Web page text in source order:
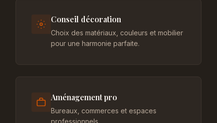
Conseil décoration
Choix des matériaux, couleurs et mobilier
pour une harmonie parfaite.
Aménagement pro
Bureaux, commerces et espaces
professionnels.